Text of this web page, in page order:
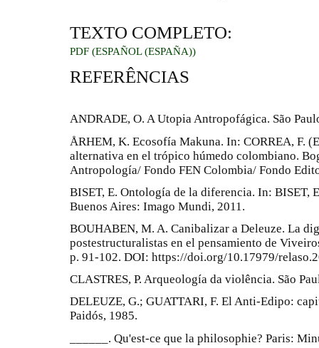
TEXTO COMPLETO:
PDF (ESPAÑOL (ESPAÑA))
REFERÊNCIAS
ANDRADE, O. A Utopia Antropofágica. São
ÅRHEM, K. Ecosofía Makuna. In: CORREA, F.
alternativa en el trópico húmedo colombiano.
Antropología/ Fondo FEN Colombia/ Fondo
BISET, E. Ontología de la diferencia. In: BISET,
Buenos Aires: Imago Mundi, 2011.
BOUHABEN, M. A. Canibalizar a Deleuze. La
postestructuralistas en el pensamiento de
p. 91-102. DOI: https://doi.org/10.17979/
CLASTRES, P. Arqueología da violência. São
DELEUZE, G.; GUATTARI, F. El Anti-Edipo:
Paidós, 1985.
______. Qu'est-ce que la philosophie? Paris: